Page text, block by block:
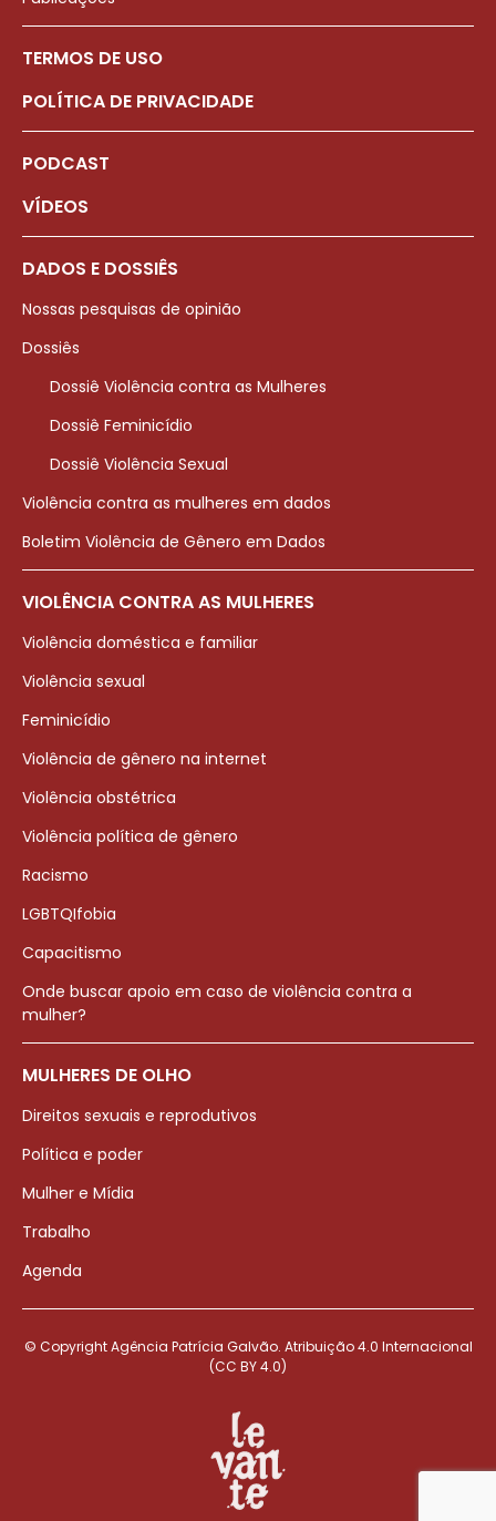
TERMOS DE USO
POLÍTICA DE PRIVACIDADE
PODCAST
VÍDEOS
DADOS E DOSSIÊS
Nossas pesquisas de opinião
Dossiês
Dossiê Violência contra as Mulheres
Dossiê Feminicídio
Dossiê Violência Sexual
Violência contra as mulheres em dados
Boletim Violência de Gênero em Dados
VIOLÊNCIA CONTRA AS MULHERES
Violência doméstica e familiar
Violência sexual
Feminicídio
Violência de gênero na internet
Violência obstétrica
Violência política de gênero
Racismo
LGBTQIfobia
Capacitismo
Onde buscar apoio em caso de violência contra a
mulher?
MULHERES DE OLHO
Direitos sexuais e reprodutivos
Política e poder
Mulher e Mídia
Trabalho
Agenda
© Copyright Agência Patrícia Galvão. Atribuição 4.0 Internacional
(CC BY 4.0)